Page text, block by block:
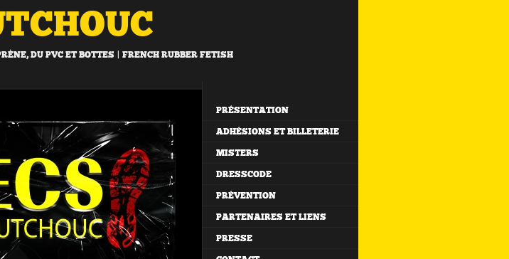
DU PVC ET BOTTES | FRENCH RUBBER FETISH
PRÉSENTATION
ADHÉSIONS ET BILLETERIE
MISTERS
DRESSCODE
PRÉVENTION
PARTENAIRES ET LIENS
PRESSE